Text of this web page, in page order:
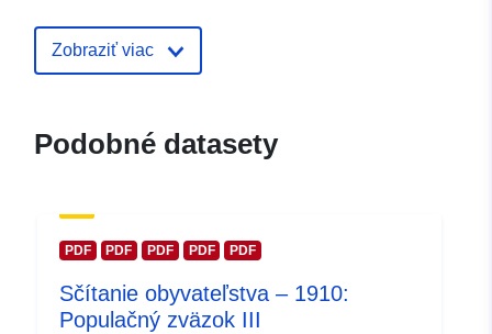
E-mail:
https://statbel.fgov.be/fr
https://statbel.fgov.be/de
https://statbel.fgov.be/nl
Zobraziť viac
Podobné datasety
PDF PDF PDF PDF PDF
Sčítanie obyvateľstva – 1910:
Populačný zväzok III